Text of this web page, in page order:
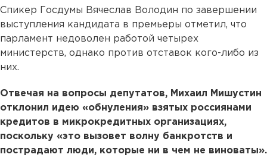
Спикер Госдумы Вячеслав Володин по завершении
выступления кандидата в премьеры отметил, что
парламент недоволен работой четырех
министерств, однако против отставок кого-либо из
них.
Отвечая на вопросы депутатов, Михаил Мишустин
отклонил идею «обнуления» взятых россиянами
кредитов в микрокредитных организациях,
поскольку «это вызовет волну банкротств и
пострадают люди, которые ни в чем не виноваты».